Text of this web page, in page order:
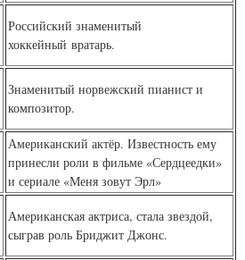
Российский знаменитый
хоккейный вратарь.
Знаменитый норвежский пианист и
композитор.
Американский актёр. Известность ему
принесли роли в фильме «Сердцеедки»
и сериале «Меня зовут Эрл»
Американская актриса, стала звездой,
сыграв роль Бриджит Джонс.